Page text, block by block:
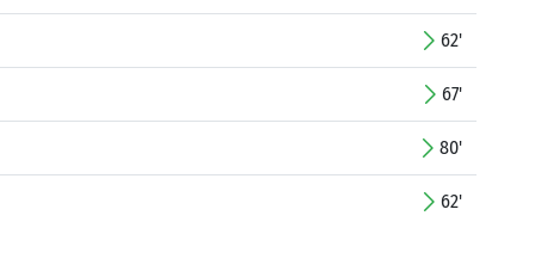
62'
67'
80'
62'